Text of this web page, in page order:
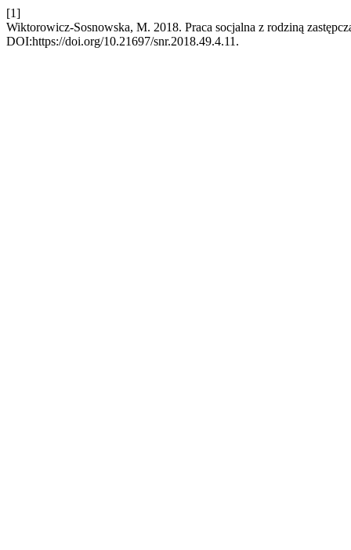
[1]
Wiktorowicz-Sosnowska, M. 2018. Praca socjalna z rodziną
DOI:https://doi.org/10.21697/snr.2018.49.4.11.